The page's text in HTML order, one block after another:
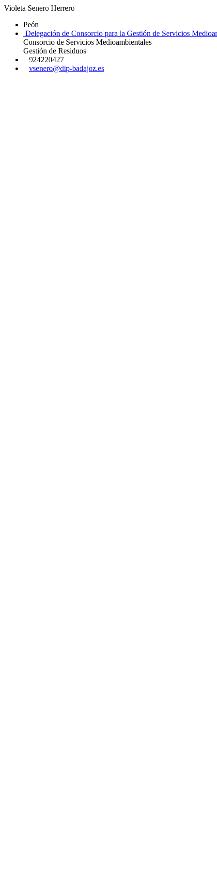
Violeta Senero Herrero
Peón
Delegación de Consorcio para la Gestión de Servicios
Consorcio de Servicios Medioambientales
Gestión de Residuos
924220427
vsenero@dip-badajoz.es